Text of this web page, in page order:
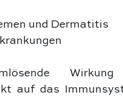
und Dermatitis
auf das